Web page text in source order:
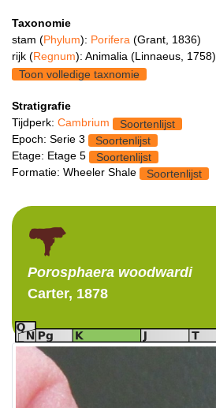
Taxonomie
stam (Phylum): Porifera (Grant, 1836)
rijk (Regnum): Animalia (Linnaeus, 1758)
Toon volledige taxnomie
Stratigrafie
Tijdperk: Cambrium
Soortenlijst
Epoch: Serie 3
Soortenlijst
Etage: Etage 5
Soortenlijst
Formatie: Wheeler Shale
Soortenlijst
Porosphaera woodwardi
Carter, 1878